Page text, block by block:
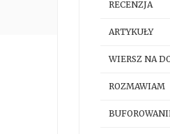
RECENZJA
ARTYKUŁY
WIERSZ NA
ROZMAWIAM